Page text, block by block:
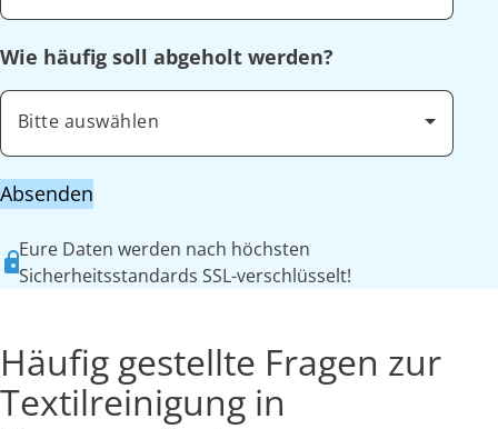
Wie häufig soll abgeholt werden?
Bitte auswählen
Absenden
Eure Daten werden nach höchsten
Sicherheitsstandards SSL-verschlüsselt!
Häufig gestellte Fragen zur
Textilreinigung in